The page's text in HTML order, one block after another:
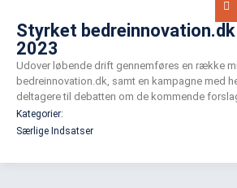
Styrket
2023
Udover løbende drift gennemføres en række
bedreinnovation.dk, samt en kampagne med
deltagere til debatten om de kommende
Kategorier:
Særlige Indsatser